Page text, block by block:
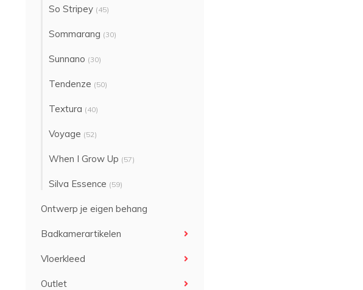
So Stripey (45)
Sommarang (30)
Sunnano (30)
Tendenze (50)
Textura (40)
Voyage (52)
When I Grow Up (57)
Silva Essence (59)
Ontwerp je eigen behang
Badkamerartikelen
Vloerkleed
Outlet